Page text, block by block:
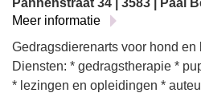
Pannenstraat 34 | 3583 | Paal
Meer informatie
Gedragsdierenarts voor hond en
Diensten: * gedragstherapie *
* lezingen en opleidingen *